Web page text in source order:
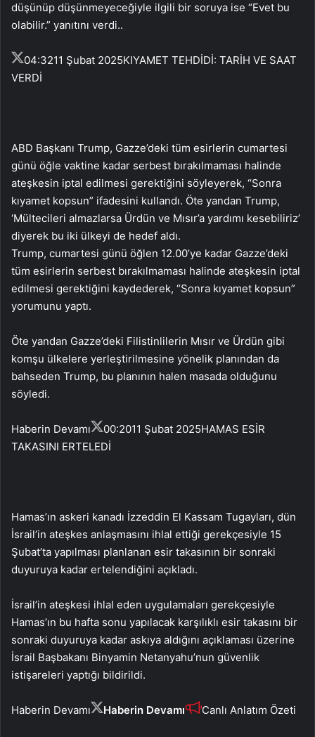
düşünüp düşünmeyeceğiyle ilgili bir soruya ise “Evet bu
olabilir.” yanıtını verdi..
04:3211 Şubat 2025KIYAMET TEHDİDİ: TARİH VE SAAT
VERDİ
ABD Başkanı Trump, Gazze’deki tüm esirlerin cumartesi
günü öğle vaktine kadar serbest bırakılmaması halinde
ateşkesin iptal edilmesi gerektiğini söyleyerek, “Sonra
kıyamet kopsun” ifadesini kullandı. Öte yandan Trump,
‘Mültecileri almazlarsa Ürdün ve Mısır’a yardımı kesebiliriz’
diyerek bu iki ülkeyi de hedef aldı.
Trump, cumartesi günü öğlen 12.00’ye kadar Gazze’deki
tüm esirlerin serbest bırakılmaması halinde ateşkesin iptal
edilmesi gerektiğini kaydederek, “Sonra kıyamet kopsun”
yorumunu yaptı.
Öte yandan Gazze’deki Filistinlilerin Mısır ve Ürdün gibi
komşu ülkelere yerleştirilmesine yönelik planından da
bahseden Trump, bu planının halen masada olduğunu
söyledi.
Haberin Devamı 00:2011 Şubat 2025HAMAS ESİR
TAKASINI ERTELEDİ
Hamas’ın askeri kanadı İzzeddin El Kassam Tugayları, dün
İsrail’in ateşkes anlaşmasını ihlal ettiği gerekçesiyle 15
Şubat’ta yapılması planlanan esir takasının bir sonraki
duyuruya kadar ertelendiğini açıkladı.
İsrail’in ateşkesi ihlal eden uygulamaları gerekçesiyle
Hamas’ın bu hafta sonu yapılacak karşılıklı esir takasını bir
sonraki duyuruya kadar askıya aldığını açıklaması üzerine
İsrail Başbakanı Binyamin Netanyahu’nun güvenlik
istişareleri yaptığı bildirildi.
Haberin Devamı Haberin Devamı Canlı Anlatım Özeti